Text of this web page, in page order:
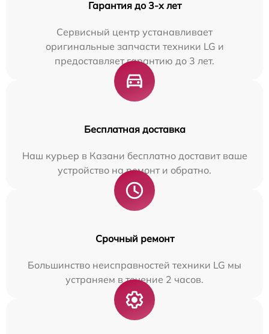
Гарантия до 3-х лет
Сервисный центр устанавливает
оригинальные запчасти техники LG и
предоставляет гарантию до 3 лет.
Бесплатная доставка
Наш курьер в Казани бесплатно доставит ваше
устройство на ремонт и обратно.
Срочный ремонт
Большинство неисправностей техники LG мы
устраняем в течение 2 часов.